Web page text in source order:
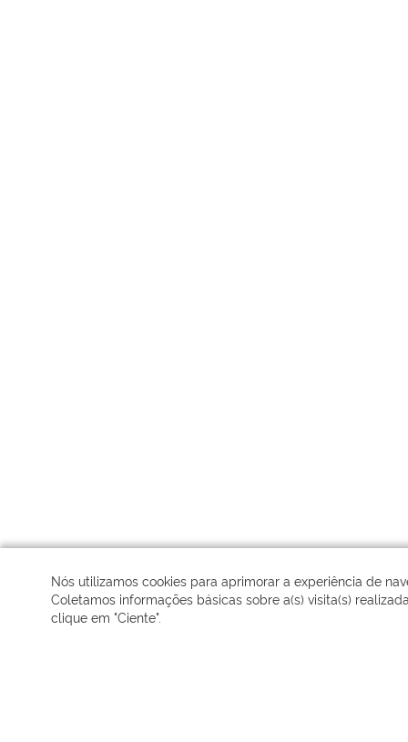
Nós utilizamos cookies para aprimorar a experiência de
Coletamos informações básicas sobre a(s) visita(s)
clique em "Ciente".